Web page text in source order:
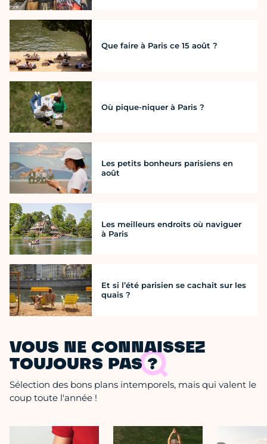
Que faire à Paris ce 15 août ?
Où pique-niquer à Paris ?
Les petits bonheurs parisiens en
août
Les meilleurs endroits où naviguer
à Paris
Et si l’été parisien se cachait sur les
quais ?
VOUS NE CONNAISSEZ
TOUJOURS PAS ?
Sélection des bons plans intemporels, mais qui valent le
coup toute l'année !